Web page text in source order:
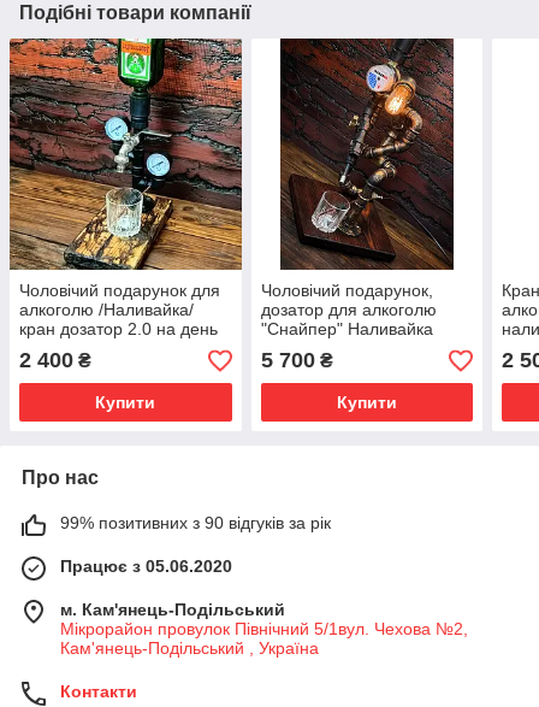
Подібні товари компанії
Чоловічий подарунок для
алкоголю /Наливайка/
кран дозатор 2.0 на день
народження, ювилей,
керівнику татку
2 400 ₴
Купити
Чоловічий подарунок,
дозатор для алкоголю
"Снайпер" Наливайка
Подарунок на день
народження, шефа, босу,
ЗСУ!
5 700₴
Купити
2
Про нас
99% позитивних з 90 відгуків за рік
Працює з 05.06.2020
м. Кам'янець-Подільський
Мікрорайон провулок Північний 5/1вул. Чехова №2,
Кам'янець-Подільський , Україна
Контакти